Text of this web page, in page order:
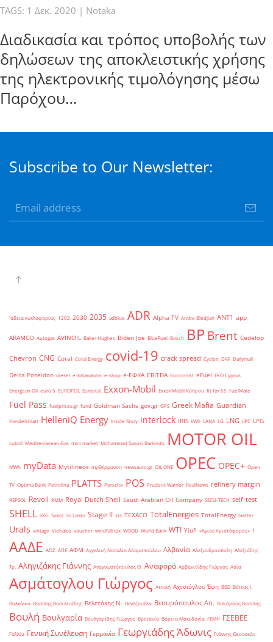
TAGS: 1 Δεκ. 2020 | Notaka
Διαδικασία και τρόπος υποβολής των
δηλώσεων της αποκλειστικής χρήσης
της ηλεκτρονικής τιμολόγησης μέσω
Παρόχου…
Subscribe to Our Newsletter:
'άδεια κυκλοφορίας 1202 2030 2035 adblue ADR Alpha TV Andre Bledjian ANT1 app
ARAMCO Autogas AVINOIL Baker Hughes Biden Joe BlueFuel Bosch BPBrent Cedefop
Chevron CNG Coral Coral Energy covid-19 crack spread Cyclon DAF Dailymail
Delta Poseidon diesel e-katanalotis e-shop e-ΕΦΚΑ EBITDA Economist eFuel EKO Cyprus
Energean Oil euro 5 EUROPOL Eurostat Exxon-Mobil ExxonMobil Κύπρου fit for 55 FuelMate
Fuel Pass fuelprices.gr fund Goldman Sachs gov.gr GPS Greek Mafia Guardian
Handelsblatt HelleniQ Energy Inside Story interlock IRIS kWh LANA LG LNG LPC LPG
Lukoil Mediterranean Gas mini market Mohammad Sanusi Barkindo MOTOR OIL
MWh myData Mytilineos myΘέρμανση newsauto.gr OIL ONE OPEC OPEC+ Open
TV Optima Bank Petrolina PLATTS Porsche POS Prudent Warrior RealNews refinery margin
REPSOL Revoil RMM Royal Dutch Shell Saudi Arabian Oil Company SECU-TECH self-test
SHELL SKG Sokol Sri Lanka Stage II sts TEXACO TotalEnergies TotalEnergy twitter
Urals vintage Viohalco voucher windfall tax WOOD World Bank WTI Yiufi «Άγιος Χριστόφορος» ΄1
ΑΑΔΕ ΑΟΖ ΑΠΕ ΑΦΜ Αγγελική Ναταλία Αδαμοπούλου Αλβανία Αλεξανδρούπολη Αλεξιάδης
Τρ. Αληγιζάκης Γιάννης Αναγνωστόπουλος Θ. Αναφορά Αρβανιτίδης Γιώργος Ασία
Ασμάτογλου Γιώργος Αττική Αχτσιόγλου Έφη ΒΕΘ Βέττας Ι.
Βαλκάνια Βασίλης Βασιλειάδης Βελετάκης Ν. Βενεζουέλα Βεσυρόπουλος Απ. Βιλιάρδος Βασίλης
Βουλή Βουλγαρία Βουλγαρίδης Γιώργος Βρετανία Βόρεια Μακεδονία ΓΕΜΗ ΓΣΕΒΕΕ
Γαλλία Γενική Συνέλευση Γερμανία Γεωργιάδης Άδωνις Γιάννης Θεοτοκάς